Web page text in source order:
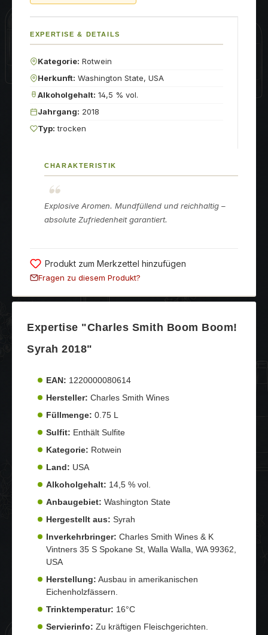
EXPERTISE & DETAILS
Kategorie: Rotwein
Herkunft: Washington State, USA
Alkoholgehalt: 14,5 % vol.
Jahrgang: 2018
Typ: trocken
CHARAKTERISTIK
Explosive Aromen. Mundfüllend und reichhaltig –
absolute Zufriedenheit garantiert.
Produkt zum Merkzettel hinzufügen
Fragen zu diesem Produkt?
Expertise "Charles Smith Boom Boom!
Syrah 2018"
EAN: 1220000080614
Hersteller: Charles Smith Wines
Füllmenge: 0.75 L
Sulfit: Enthält Sulfite
Kategorie: Rotwein
Land: USA
Alkoholgehalt: 14,5 % vol.
Anbaugebiet: Washington State
Hergestellt aus: Syrah
Inverkehrbringer: Charles Smith Wines & K
Vintners 35 S Spokane St, Walla Walla, WA 99362,
USA
Herstellung: Ausbau in amerikanischen
Eichenholzfässern.
Trinktemperatur: 16°C
Servierinfo: Zu kräftigen Fleischgerichten.